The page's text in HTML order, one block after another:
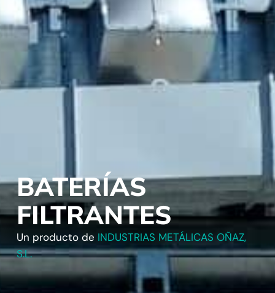
BATERÍAS
FILTRANTES
Un producto de INDUSTRIAS METÁLICAS OÑAZ,
S.L.